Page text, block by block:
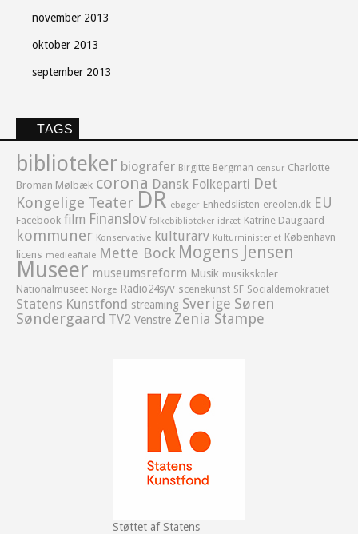
november 2013
oktober 2013
september 2013
TAGS
biblioteker biografer Birgitte Bergman censur Charlotte
Broman Mølbæk corona Dansk Folkeparti Det
Kongelige Teater DR ebøger Enhedslisten ereolen.dk EU
Facebook film Finanslov folkebiblioteker idræt Katrine Daugaard
kommuner Konservative kulturarv Kulturministeriet København
licens medieaftale Mette Bock Mogens Jensen
Museer museumsreform Musik musikskoler
Nationalmuseet Norge Radio24syv scenekunst SF Socialdemokratiet
Statens Kunstfond streaming Sverige Søren
Søndergaard TV2 Venstre Zenia Stampe
Støttet af Statens